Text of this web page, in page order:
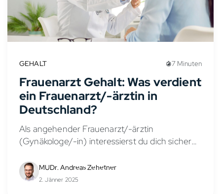
GEHALT 7 Minuten
Frauenarzt Gehalt: Was verdient
ein Frauenarzt/-ärztin in
Deutschland?
Als angehender Frauenarzt/-ärztin
(Gynäkologe/-in) interessierst du dich sicher
vielseitigen Fachbereich. Das Gehalt eines
Frauenarztes/-ärztin hängt von verschiedenen
MUDr. Andreas Zehetner
2. Jänner 2025